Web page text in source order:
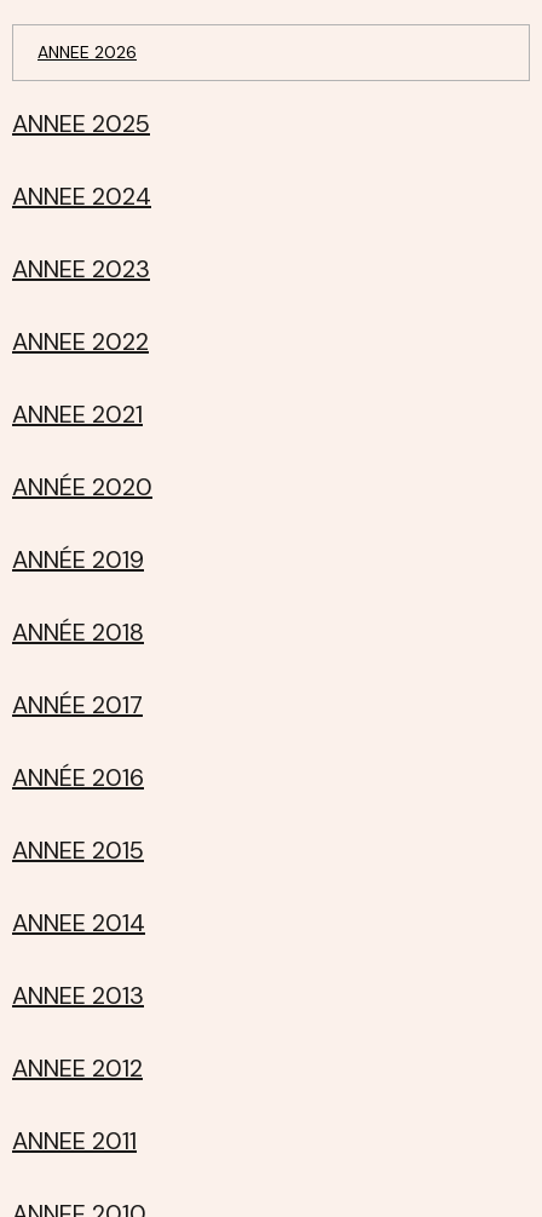
ANNEE 2026
ANNEE 2025
ANNEE 2024
ANNEE 2023
ANNEE 2022
ANNEE 2021
ANNÉE 2020
ANNÉE 2019
ANNÉE 2018
ANNÉE 2017
ANNÉE 2016
ANNEE 2015
ANNEE 2014
ANNEE 2013
ANNEE 2012
ANNEE 2011